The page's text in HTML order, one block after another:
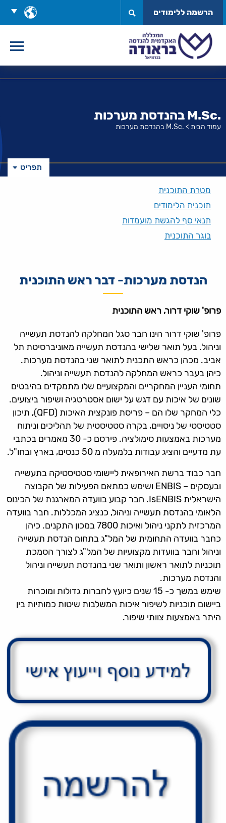
לתוכן
בחר
שפה
הרשמה ללימודים
.M.Sc בהנדסת מערכות
עמוד הבית > .M.Sc בהנדסת מערכות
תפריט
מטרת התוכנית
תוכנית הלימודים
תנאי סף להגשת מועמדות
בוגר התוכנית
הנדסת מערכות- דבר ראש התוכנית
פרופ' שוקי דרור, ראש התוכנית
פרופ' שוקי דרור הינו חבר סגל המחלקה להנדסת תעשייה
וניהול. בעל תואר שלישי בהנדסת תעשייה מאוניברסיטת תל
אביב. מכהן כראש התכנית לתואר שני בהנדסת מערכות.
כיהן בעבר כראש המחלקה להנדסת תעשייה וניהול.
תחומי העניין המחקריים והמקצועיים שלו מתמקדים בהיבטים
שונים של איכות עם דגש על ישום אסטרטגיה ושיפור ביצועים.
כלי המחקר שלו הם – פריסת פונקצית האיכות (QFD), תיכון
סטטיסטי של ניסויים, בקרה סטטיסטית של תהליכים וניתוח
מערכות באמצעות סימולציה. פירסם כ- 30 מאמרים בכתבי
עת מדעיים והציג עבודות בלמעלה מ 50 כנסים, בארץ ובחו"ל.
חבר כבוד ברשת האירופאית ליישומי סטטיסטיקה בתעשייה
ובעסקים – ENBIS ושימש כמתאם הפעילות של הקבוצה
הישראלית IsENBIS. חבר קבוע בוועדה המארגנת של הכינוס
הלאומי בהנדסת תעשייה וניהול, כנציג המכללות. חבר בוועדה
המרכזית לתקני ניהול ואיכות 7800 במכון התקנים. כיהן
כחבר בוועדה התחומית של המל"ג בתחום הנדסת תעשייה
וניהול וחבר בוועדות מקצועיות של המל"ג לצורך הסמכת
תוכניות לתואר ראשון ותואר שני בהנדסת תעשייה וניהול
והנדסת מערכות.
שימש במשך כ- 15 שנים כיועץ לחברות גדולות ומוכרות
ביישום תוכניות לשיפור איכות המשלבות שיטות כמותיות בין
היתר באמצעות צוותי שיפור.